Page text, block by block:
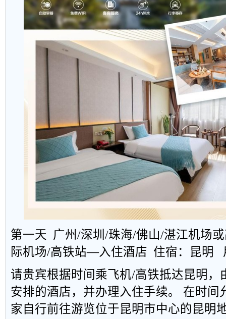
第一天 广州/深圳/珠海/佛山/湛江机场
际机场/高铁站—入住酒店 住宿：昆明
请贵宾根据时间乘飞机/高铁抵达昆明，
安排的酒店，并办理入住手续。 在时间
家自行前往游览位于昆明市中心的昆明